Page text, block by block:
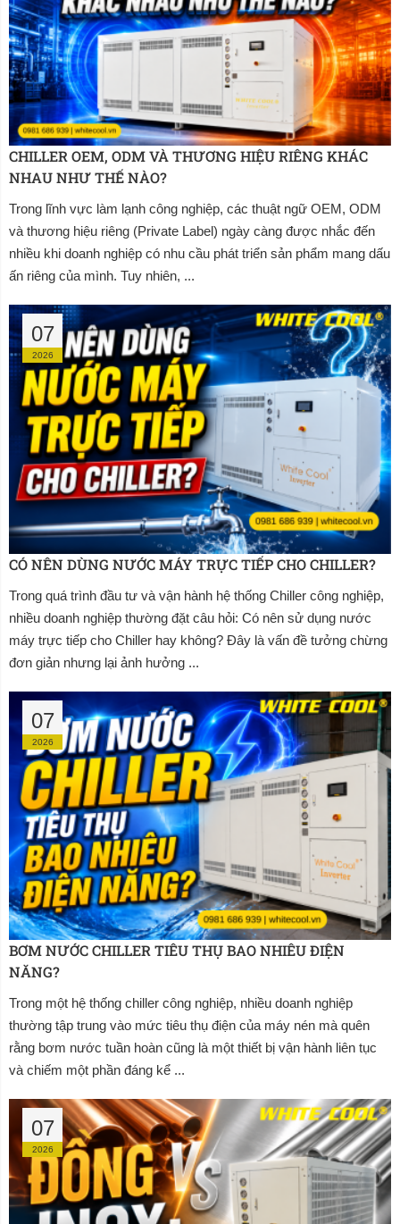
CHILLER OEM, ODM VÀ THƯƠNG HIỆU RIÊNG KHÁC
NHAU NHƯ THẾ NÀO?
Trong lĩnh vực làm lạnh công nghiệp, các thuật ngữ OEM, ODM
và thương hiệu riêng (Private Label) ngày càng được nhắc đến
nhiều khi doanh nghiệp có nhu cầu phát triển sản phẩm mang dấu
ấn riêng của mình. Tuy nhiên, ...
07
2026
CÓ NÊN DÙNG NƯỚC MÁY TRỰC TIẾP CHO CHILLER?
Trong quá trình đầu tư và vận hành hệ thống Chiller công nghiệp,
nhiều doanh nghiệp thường đặt câu hỏi: Có nên sử dụng nước
máy trực tiếp cho Chiller hay không? Đây là vấn đề tưởng chừng
đơn giản nhưng lại ảnh hưởng ...
07
2026
BƠM NƯỚC CHILLER TIÊU THỤ BAO NHIÊU ĐIỆN
NĂNG?
Trong một hệ thống chiller công nghiệp, nhiều doanh nghiệp
thường tập trung vào mức tiêu thụ điện của máy nén mà quên
rằng bơm nước tuần hoàn cũng là một thiết bị vận hành liên tục
và chiếm một phần đáng kể ...
07
2026